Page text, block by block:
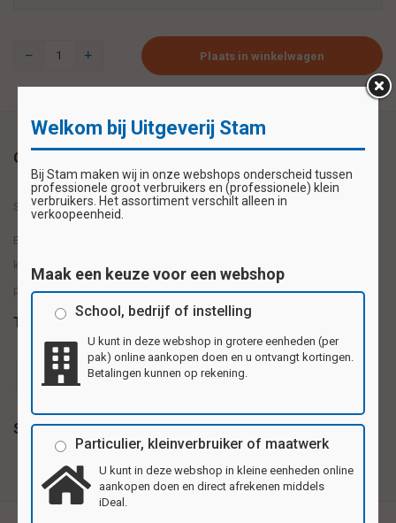
Plaats in winkelwagen
Omschrijving
Set met 10 gram Gemengde plakfiguren - ca. 200 stuks per set
Een set met allemaal verschillende plakfiguren om zelf leuke
knutselwerkjes mee te maken. De figuurtjes kunnen makkelijk met een
plakstift gelijmd en daarna opgeplakt worden.
Tags
Plakfiguren Plakfiguren voor kinderen
Specificaties
Welkom bij Uitgeverij Stam
Bij Stam maken wij in onze webshops onderscheid tussen
professionele groot verbruikers en (professionele) klein
verbruikers. Het assortiment verschilt alleen in
verkoopeenheid.
Maak een keuze voor een webshop
School, bedrijf of instelling
U kunt in deze webshop in grotere eenheden (per
pak) online aankopen doen en u ontvangt kortingen.
Betalingen kunnen op rekening.
Particulier, kleinverbruiker of maatwerk
U kunt in deze webshop in kleine eenheden online
aankopen doen en direct afrekenen middels
iDeal.